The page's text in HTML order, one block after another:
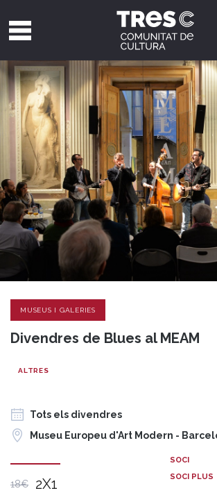
MUSEUS I GALERIES
Divendres de Blues al MEAM
ALTRES
Tots els divendres
Museu Europeu d'Art Modern -
18€ 2X1
SOCI
SOCI PLUS